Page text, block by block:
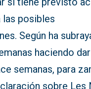
las posibles
Según ha
haciendo
semanas, para
sobre Les